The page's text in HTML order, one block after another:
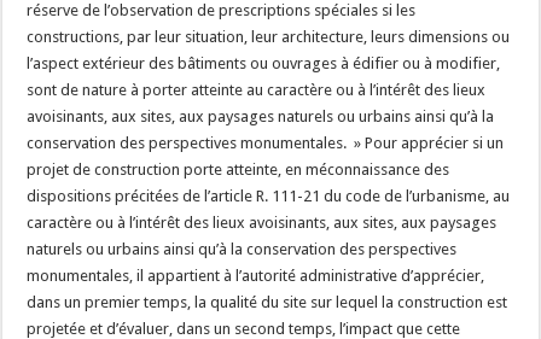
réserve de l’observation de prescriptions spéciales si les
constructions, par leur situation, leur architecture, leurs dimensions ou
l’aspect extérieur des bâtiments ou ouvrages à édifier ou à modifier,
sont de nature à porter atteinte au caractère ou à l’intérêt des lieux
avoisinants, aux sites, aux paysages naturels ou urbains ainsi qu’à la
conservation des perspectives monumentales. » Pour apprécier si un
projet de construction porte atteinte, en méconnaissance des
dispositions précitées de l’article R. 111-21 du code de l’urbanisme, au
caractère ou à l’intérêt des lieux avoisinants, aux sites, aux paysages
naturels ou urbains ainsi qu’à la conservation des perspectives
monumentales, il appartient à l’autorité administrative d’apprécier,
dans un premier temps, la qualité du site sur lequel la construction est
projetée et d’évaluer, dans un second temps, l’impact que cette